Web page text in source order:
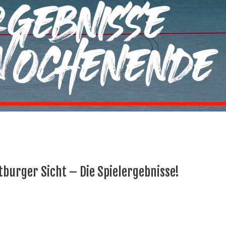
Sicht – Die Spielergebnisse!